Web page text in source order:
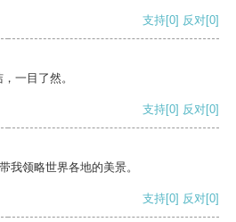
支持[0] 反对[0]
一目了然。
支持[0] 反对[0]
我领略世界各地的美景。
支持[0] 反对[0]